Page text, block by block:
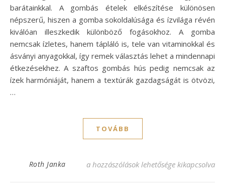
barátainkkal. A gombás ételek elkészítése különösen
népszerű, hiszen a gomba sokoldalúsága és ízvilága révén
kiválóan illeszkedik különböző fogásokhoz. A gomba
nemcsak ízletes, hanem tápláló is, tele van vitaminokkal és
ásványi anyagokkal, így remek választás lehet a mindennapi
étkezésekhez. A szaftos gombás hús pedig nemcsak az
ízek harmóniáját, hanem a textúrák gazdagságát is ötvözi,
…
TOVÁBB
Roth Janka Szaftos gombás hús recept, ami
a hozzászólások lehetősége kikapcsolva